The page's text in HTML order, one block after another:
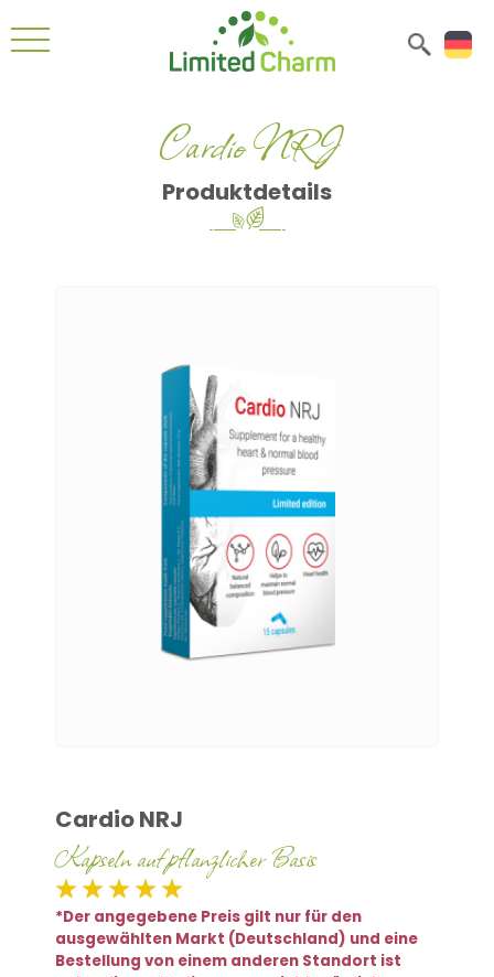
Cardio NRJ
Produktdetails
Cardio NRJ
Kapseln auf pflanzlicher Basis
*Der angegebene Preis gilt nur für den
ausgewählten Markt (Deutschland) und eine
Bestellung von einem anderen Standort ist